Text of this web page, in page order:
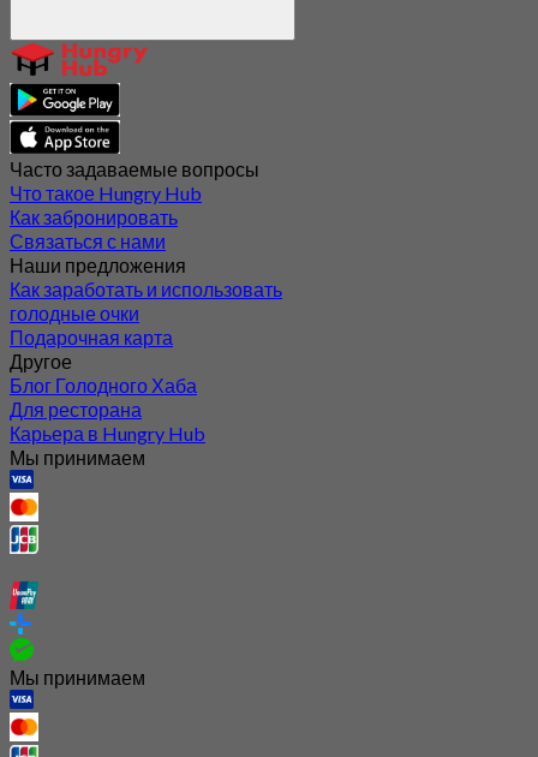
Часто задаваемые вопросы
Что такое Hungry Hub
Как забронировать
Связаться с нами
Наши предложения
Как заработать и использовать
голодные очки
Подарочная карта
Другое
Блог Голодного Хаба
Для ресторана
Карьера в Hungry Hub
Мы принимаем
Мы принимаем